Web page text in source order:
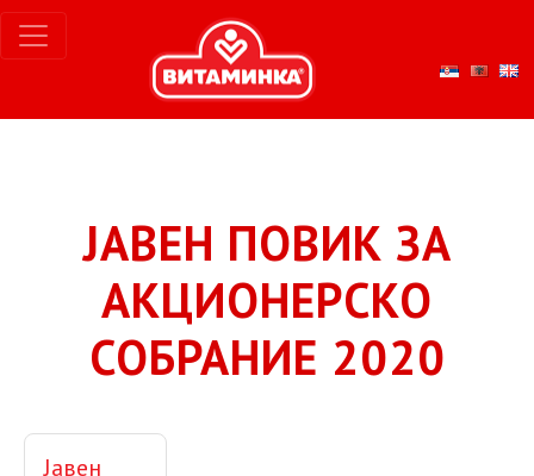
ЈАВЕН ПОВИК ЗА
АКЦИОНЕРСКО
СОБРАНИЕ 2020
Јавен